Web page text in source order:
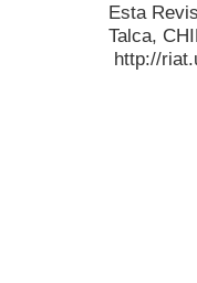
Esta
Talca,
http://